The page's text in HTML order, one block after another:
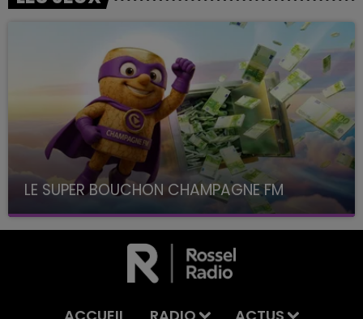
LE SUPER BOUCHON CHAMPAGNE FM
avec La Famille Champagne FM, à 8H10